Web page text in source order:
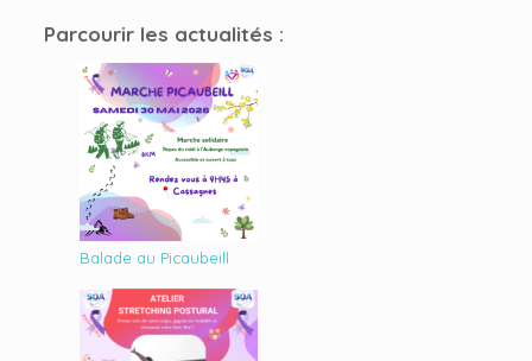
Parcourir les actualités :
Balade au Picaubeill